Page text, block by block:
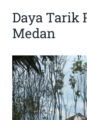
Daya Tarik
Medan